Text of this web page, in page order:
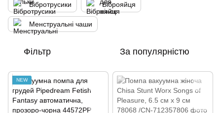
Вібротрусики Віброяйця
Менструальні чаши
Фільтр За популярністю
NEW